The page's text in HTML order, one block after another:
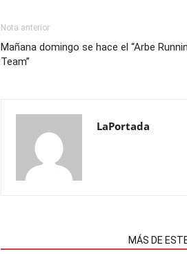
Nota anterior
Mañana domingo se hace el “Arbe
Team”
LaPortada
MÁS DE